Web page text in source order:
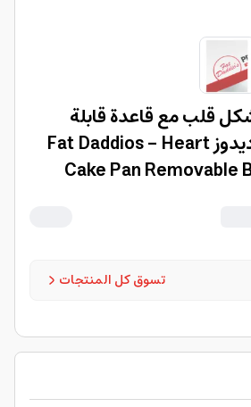
قلب مع قاعدة قابلة
للفكّ فضّي فات ديدوز Fat Daddios - Heart
Cake Pan
تسوق كل المنتجات